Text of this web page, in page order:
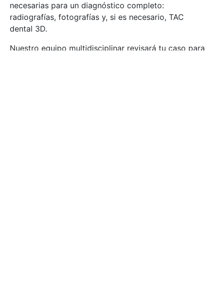
necesarias para un diagnóstico completo:
radiografías, fotografías y, si es necesario, TAC
dental 3D.
Nuestro equipo multidisciplinar revisará tu caso para